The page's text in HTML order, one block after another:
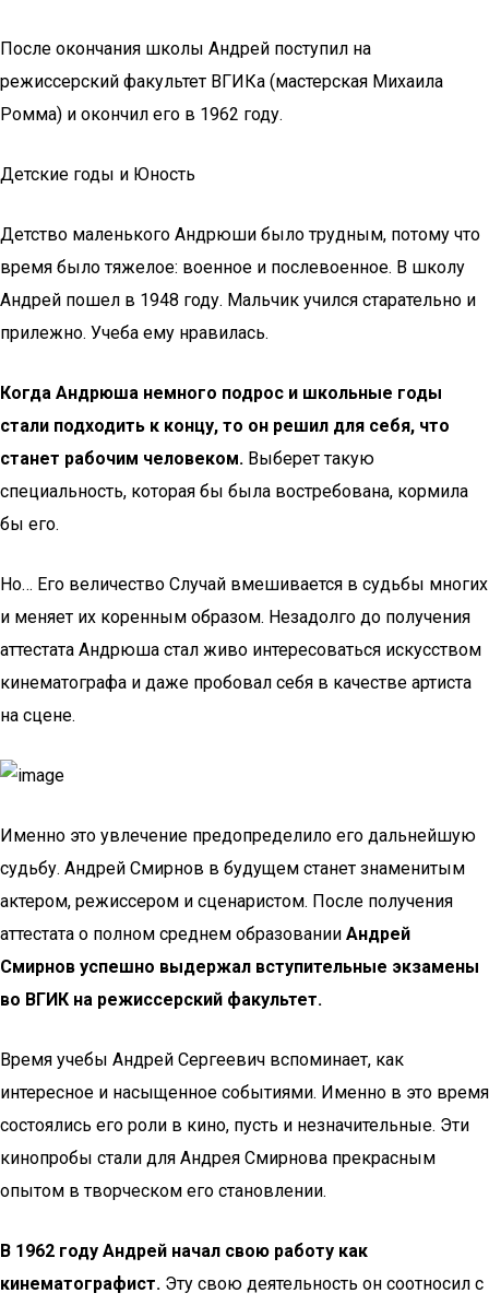
После окончания школы Андрей поступил на
режиссерский факультет ВГИКа (мастерская Михаила
Ромма) и окончил его в 1962 году.
Детские годы и Юность
Детство маленького Андрюши было трудным, потому что
время было тяжелое: военное и послевоенное. В школу
Андрей пошел в 1948 году. Мальчик учился старательно и
прилежно. Учеба ему нравилась.
Когда Андрюша немного подрос и школьные годы
стали подходить к концу, то он решил для себя, что
станет рабочим человеком. Выберет такую
специальность, которая бы была востребована, кормила
бы его.
Но… Его величество Случай вмешивается в судьбы многих
и меняет их коренным образом. Незадолго до получения
аттестата Андрюша стал живо интересоваться искусством
кинематографа и даже пробовал себя в качестве артиста
на сцене.
Именно это увлечение предопределило его дальнейшую
судьбу. Андрей Смирнов в будущем станет знаменитым
актером, режиссером и сценаристом. После получения
аттестата о полном среднем образовании Андрей
Смирнов успешно выдержал вступительные экзамены
во ВГИК на режиссерский факультет.
Время учебы Андрей Сергеевич вспоминает, как
интересное и насыщенное событиями. Именно в это время
состоялись его роли в кино, пусть и незначительные. Эти
кинопробы стали для Андрея Смирнова прекрасным
опытом в творческом его становлении.
В 1962 году Андрей начал свою работу как
кинематографист. Эту свою деятельность он соотносил с